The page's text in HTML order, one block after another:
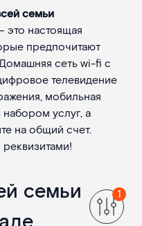
семьи
это настоящая
предпочитают
сеть wi-fi с
телевидение
мобильная
услуг, а
на общий счет.
семьи